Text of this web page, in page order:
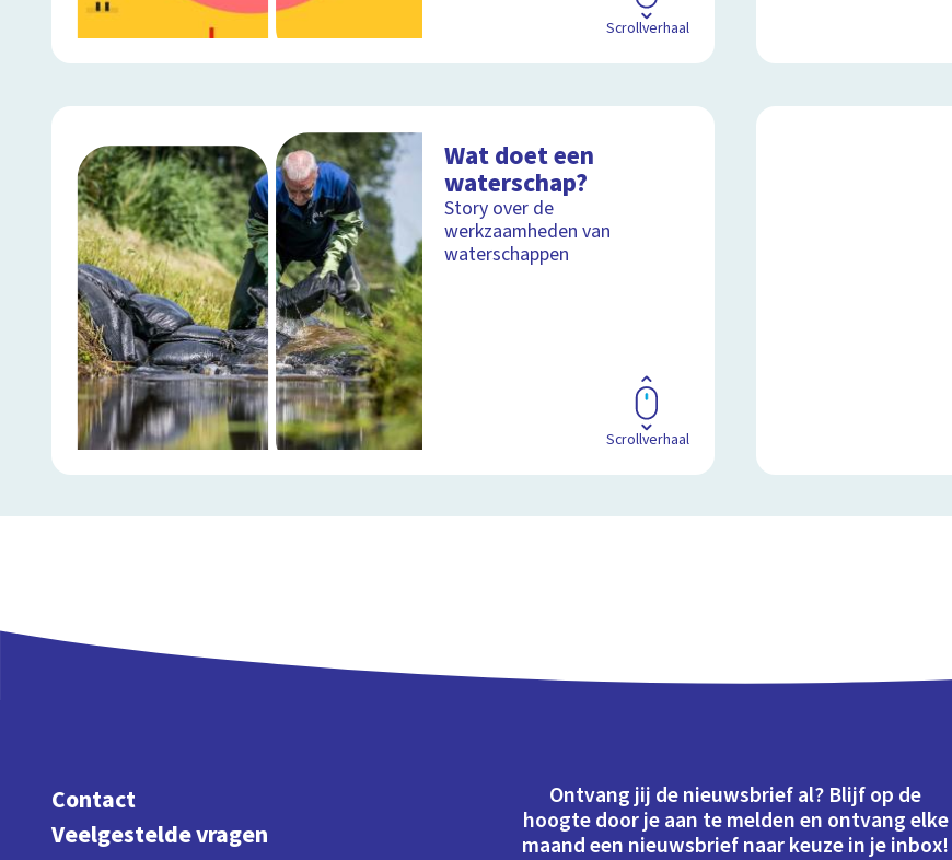
Scrollverhaal
Wat doet een
waterschap?
Story over de
werkzaamheden van
waterschappen
Scrollverhaal
Contact
Veelgestelde vragen
Ontvang jij de nieuwsbrief al? Blijf op de
hoogte door je aan te melden en ontvang elke
maand een nieuwsbrief naar keuze in je inbox!